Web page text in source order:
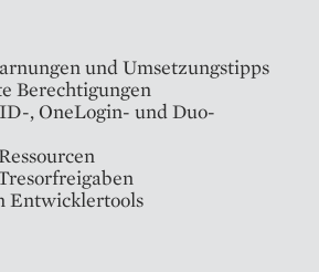
und Umsetzungstipps
Berechtigungen
, OneLogin- und Duo-
Entwicklertools